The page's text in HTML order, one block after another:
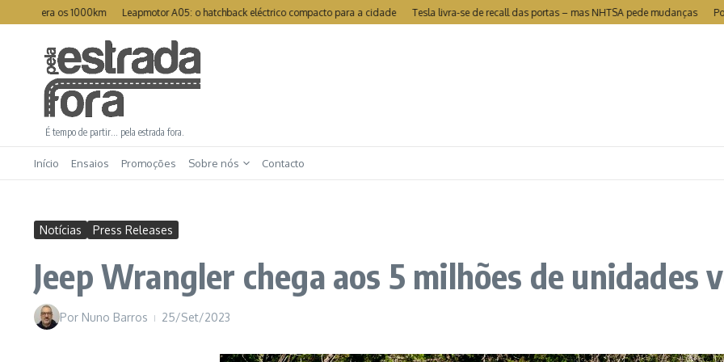
Ir para o conteúdo
os 1000km Leapmotor A05: o hatchback eléctrico compacto para a cidade Tesla livra-se de recall das portas – mas NHTSA pede mudanças Portugal
É tempo de partir… pela estrada fora.
Início Ensaios Promoções Sobre nós Contacto
Notícias Press Releases
Jeep Wrangler chega aos 5 milhões de unidades
Por Nuno Barros 25/Set/2023